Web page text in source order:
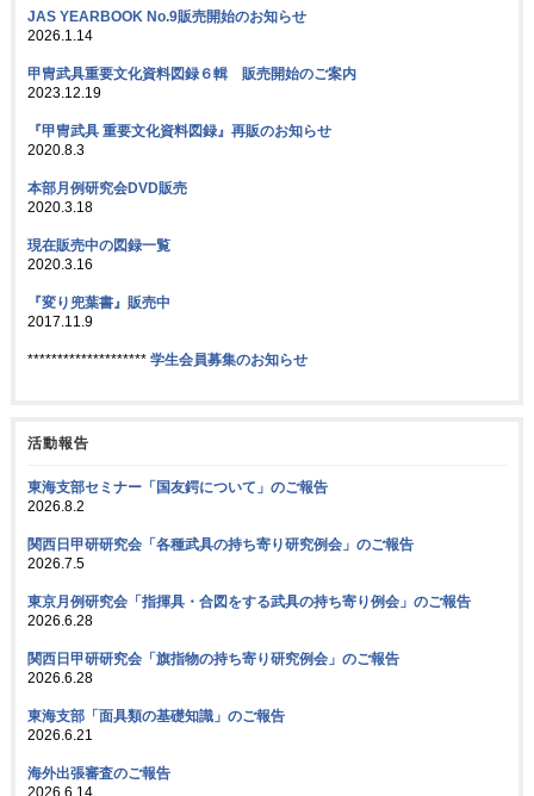
JAS YEARBOOK No.9販売開始のお知らせ
2026.1.14
甲冑武具重要文化資料図録６輯 販売開始のご案内
2023.12.19
『甲冑武具 重要文化資料図録』再販のお知らせ
2020.8.3
本部月例研究会DVD販売
2020.3.18
現在販売中の図録一覧
2020.3.16
『変り兜葉書』販売中
2017.11.9
******************** 学生会員募集のお知らせ
活動報告
東海支部セミナー「国友鍔について」のご報告
2026.8.2
関西日甲研研究会「各種武具の持ち寄り研究例会」のご報告
2026.7.5
東京月例研究会「指揮具・合図をする武具の持ち寄り例会」のご報告
2026.6.28
関西日甲研研究会「旗指物の持ち寄り研究例会」のご報告
2026.6.28
東海支部「面具類の基礎知識」のご報告
2026.6.21
海外出張審査のご報告
2026.6.14